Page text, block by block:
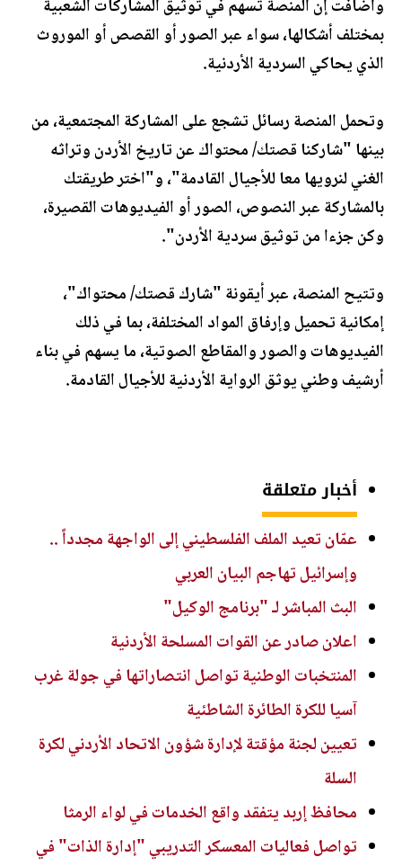
وأضافت إن المنصة تسهم في توثيق المشاركات الشعبية
بمختلف أشكالها، سواء عبر الصور أو القصص أو الموروث
الذي يحاكي السردية الأردنية.
وتحمل المنصة رسائل تشجع على المشاركة المجتمعية، من
بينها "شاركنا قصتك/ محتواك عن تاريخ الأردن وتراثه
الغني لنرويها معا للأجيال القادمة"، و"اختر طريقتك
بالمشاركة عبر النصوص، الصور أو الفيديوهات القصيرة،
وكن جزءا من توثيق سردية الأردن".
وتتيح المنصة، عبر أيقونة "شارك قصتك/ محتواك"،
إمكانية تحميل وإرفاق المواد المختلفة، بما في ذلك
الفيديوهات والصور والمقاطع الصوتية، ما يسهم في بناء
أرشيف وطني يوثق الرواية الأردنية للأجيال القادمة.
أخبار متعلقة
عمّان تعيد الملف الفلسطيني إلى الواجهة مجدداً ..
وإسرائيل تهاجم البيان العربي
البث المباشر لـ "برنامج الوكيل"
اعلان صادر عن القوات المسلحة الأردنية
المنتخبات الوطنية تواصل انتصاراتها في جولة غرب
آسيا للكرة الطائرة الشاطئية
تعيين لجنة مؤقتة لإدارة شؤون الاتحاد الأردني لكرة
السلة
محافظ إربد يتفقد واقع الخدمات في لواء الرمثا
تواصل فعاليات المعسكر التدريبي "إدارة الذات" في